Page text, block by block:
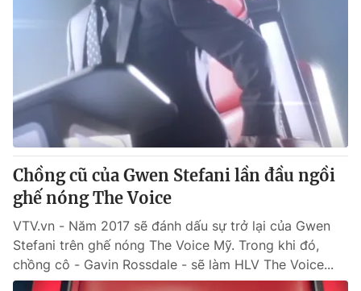
Chồng cũ của Gwen Stefani lần đầu ngồi
ghế nóng The Voice
VTV.vn - Năm 2017 sẽ đánh dấu sự trở lại của Gwen
Stefani trên ghế nóng The Voice Mỹ. Trong khi đó,
chồng cô - Gavin Rossdale - sẽ làm HLV The Voice...